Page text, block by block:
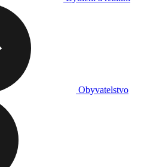
Obyvatelstvo